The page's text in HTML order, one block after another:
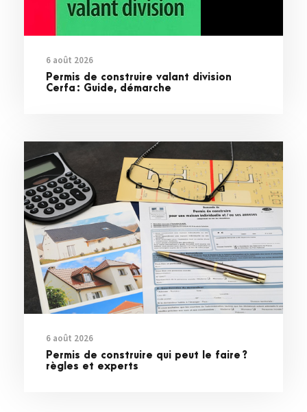
6 août 2026
Permis de construire valant division
Cerfa : Guide, démarche
6 août 2026
Permis de construire qui peut le faire ?
règles et experts